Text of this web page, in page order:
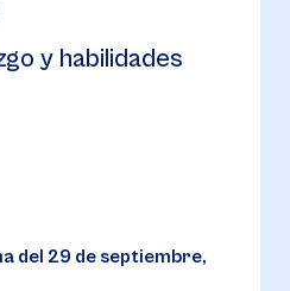
y habilidades
del 29 de septiembre,